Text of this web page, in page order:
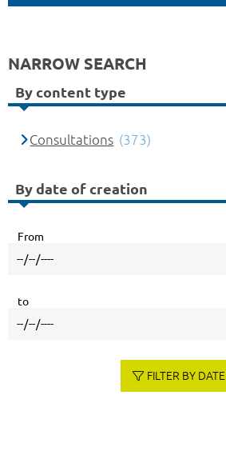
NARROW SEARCH
By content type
Consultations (373)
By date of creation
From
to
FILTER BY DATE